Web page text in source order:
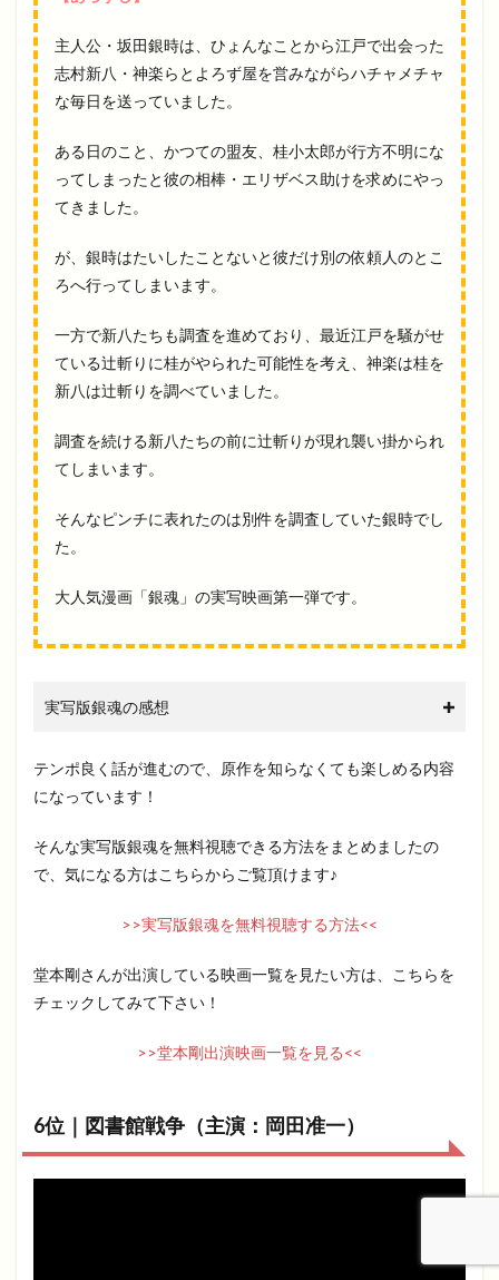
主人公・坂田銀時は、ひょんなことから江戸で出会った
志村新八・神楽らとよろず屋を営みながらハチャメチャ
な毎日を送っていました。
ある日のこと、かつての盟友、桂小太郎が行方不明にな
ってしまったと彼の相棒・エリザベス助けを求めにやっ
てきました。
が、銀時はたいしたことないと彼だけ別の依頼人のとこ
ろへ行ってしまいます。
一方で新八たちも調査を進めており、最近江戸を騒がせ
ている辻斬りに桂がやられた可能性を考え、神楽は桂を
新八は辻斬りを調べていました。
調査を続ける新八たちの前に辻斬りが現れ襲い掛かられ
てしまいます。
そんなピンチに表れたのは別件を調査していた銀時でし
た。
大人気漫画「銀魂」の実写映画第一弾です。
実写版銀魂の感想
テンポ良く話が進むので、原作を知らなくても楽しめる内容
になっています！
そんな実写版銀魂を無料視聴できる方法をまとめましたの
で、気になる方はこちらからご覧頂けます♪
>>実写版銀魂を無料視聴する方法<<
堂本剛さんが出演している映画一覧を見たい方は、こちらを
チェックしてみて下さい！
>>堂本剛出演映画一覧を見る<<
6位｜図書館戦争（主演：岡田准一）